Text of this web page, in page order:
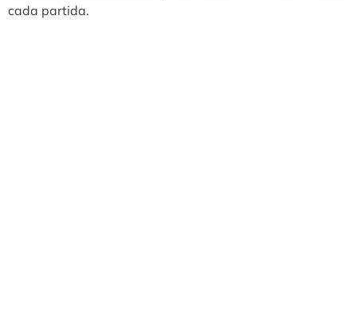
cada partida.